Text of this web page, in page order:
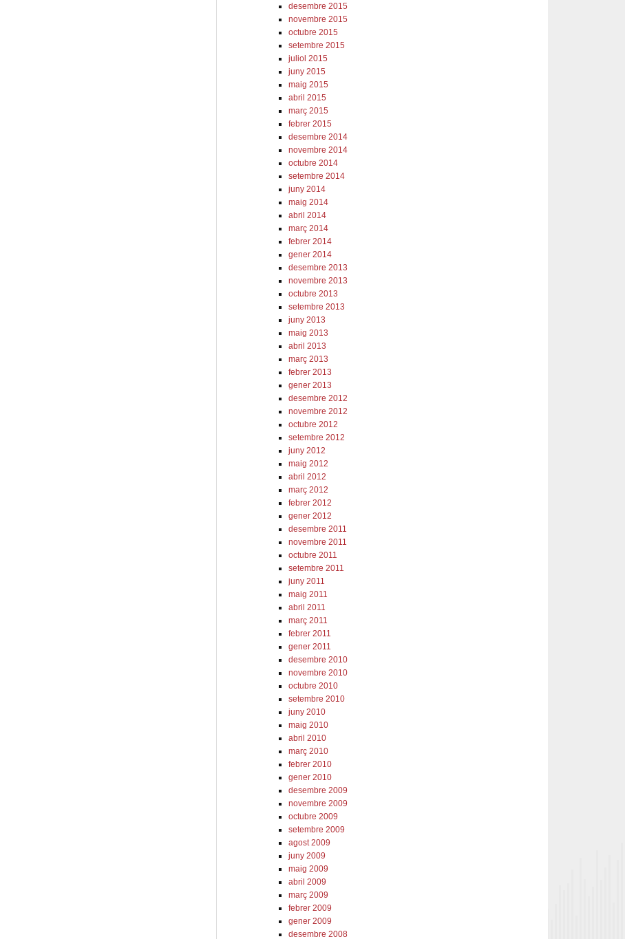
desembre 2015
novembre 2015
octubre 2015
setembre 2015
juliol 2015
juny 2015
maig 2015
abril 2015
març 2015
febrer 2015
desembre 2014
novembre 2014
octubre 2014
setembre 2014
juny 2014
maig 2014
abril 2014
març 2014
febrer 2014
gener 2014
desembre 2013
novembre 2013
octubre 2013
setembre 2013
juny 2013
maig 2013
abril 2013
març 2013
febrer 2013
gener 2013
desembre 2012
novembre 2012
octubre 2012
setembre 2012
juny 2012
maig 2012
abril 2012
març 2012
febrer 2012
gener 2012
desembre 2011
novembre 2011
octubre 2011
setembre 2011
juny 2011
maig 2011
abril 2011
març 2011
febrer 2011
gener 2011
desembre 2010
novembre 2010
octubre 2010
setembre 2010
juny 2010
maig 2010
abril 2010
març 2010
febrer 2010
gener 2010
desembre 2009
novembre 2009
octubre 2009
setembre 2009
agost 2009
juny 2009
maig 2009
abril 2009
març 2009
febrer 2009
gener 2009
desembre 2008